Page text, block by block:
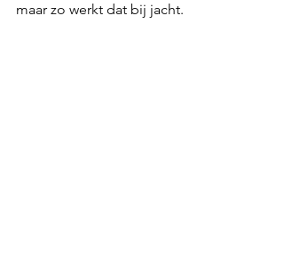
maar zo werkt dat bij jacht.